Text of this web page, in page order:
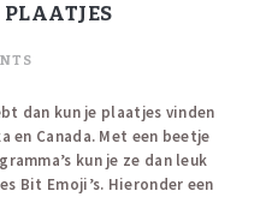
dan kun je plaatjes vinden
en Canada. Met een beetje
kun je ze dan leuk
Bit Emoji’s. Hieronder een